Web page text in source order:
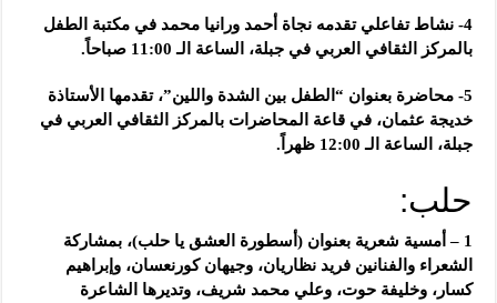
4- نشاط تفاعلي تقدمه نجاة أحمد ورانيا محمد في مكتبة الطفل
بالمركز الثقافي العربي في جبلة، الساعة الـ 11:00 صباحاً.
5- محاضرة بعنوان “الطفل بين الشدة واللين”، تقدمها الأستاذة
خديجة عثمان، في قاعة المحاضرات بالمركز الثقافي العربي في
جبلة، الساعة الـ 12:00 ظهراً.
حلب:
1 – أمسية شعرية بعنوان (أسطورة العشق يا حلب)، بمشاركة
الشعراء والفنانين فريد نظاريان، وجيهان كورنعسان، وإبراهيم
كسار، وخليفة حوت، وعلي محمد شريف، وتديرها الشاعرة